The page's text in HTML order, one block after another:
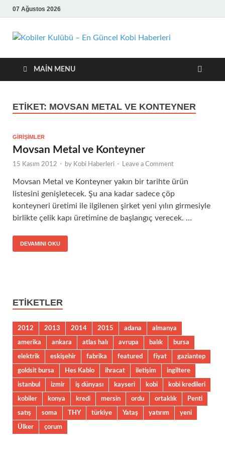
07 Ağustos 2026
En
Kobi Haberleri
MAIN MENU
ETIKET: MOVSAN METAL VE KONTEYNER
GIRIŞIMLER
Movsan Metal ve Konteyner
15 Kasım 2012 - by Kobi Haberleri - Leave a Comment
Movsan Metal ve Konteyner yakın bir tarihte ürün
listesini genişletecek. Şu ana kadar sadece çöp
konteyneri üretimi ile ilgilenen şirket yeni yılın girmesiyle
birlikte çelik kapı üretimine de başlangıç verecek. …
DEVAMINI OKU
ETIKETLER
2012 2013 2014 2015 adana
almanya
amerika
ankara atlas halı avrupa balık
bursa
elektrik
eskişehir fabrika featured fiyat
gaziantep
goldsit bursa
Hes Kablo ihracat iletişim
ingiltere
istanbul
izmir iş dünyası kayseri kobi
kobi kredileri
kobiler
konya kredi mersin ordu ortaklık
Penti
satış
soma THY türkiye Yataş yatırım
yeni
Ülker
çorum